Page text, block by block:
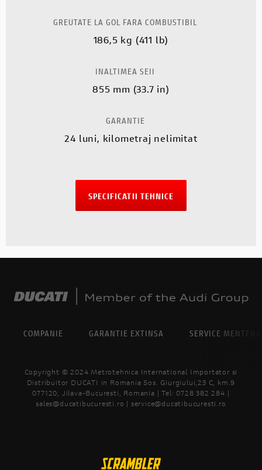
GREUTATE LA GOL FARA COMBUSTIBIL
186,5 kg (411 lb)
INALTIMEA SEII
855 mm (33.7 in)
GARANTIE
24 luni, kilometraj nelimitat
SPECIFICATII TEHNICE
COMPANIE GARANTIE EXTINSA SERVICE
Copyright © 2024 Metrotehnica International Importator si
Distribuitor DUCATI in Romania Sos. Giurgiului,23 C, km.9
077120, Jilava-Bucuresti, Romania | Tel: 0728 382 284 |
sales@ducatibucuresti.ro | service@ducatibucuresti.ro